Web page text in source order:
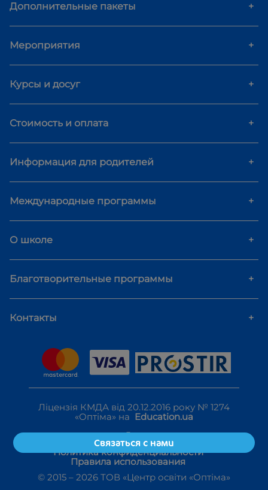
Дополнительные пакеты +
Мероприятия +
Курсы и досуг +
Стоимость и оплата +
Информация для родителей +
Международные программы +
О школе +
Благотворительные программы +
Контакты +
Ліцензія КМДА від 20.12.2016 року № 1274
«Оптіма» на Education.ua
Политика конфиденциальности
Правила использования
© 2015 – 2026 ТОВ «Центр освіти «Оптіма»
Связаться с нами